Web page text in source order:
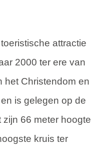
attractie
2000 ter ere van
het Christendom en
is gelegen op de
66 meter hoogte
kruis ter